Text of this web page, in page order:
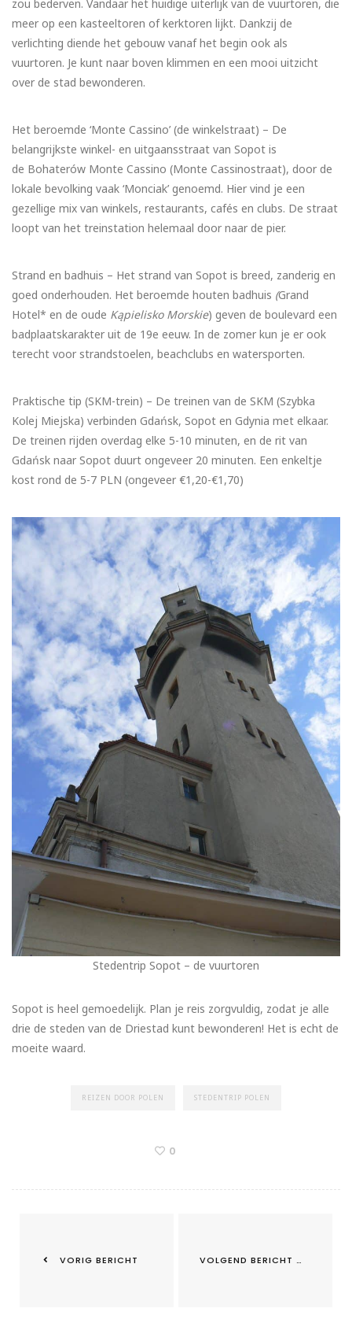
zou bederven. Vandaar het huidige uiterlijk van de vuurtoren, die
meer op een kasteeltoren of kerktoren lijkt. Dankzij de
verlichting diende het gebouw vanaf het begin ook als
vuurtoren. Je kunt naar boven klimmen en een mooi uitzicht
over de stad bewonderen.
Het beroemde ‘Monte Cassino’ (de winkelstraat) – De
belangrijkste winkel- en uitgaansstraat van Sopot is
de Bohaterów Monte Cassino (Monte Cassinostraat), door de
lokale bevolking vaak ‘Monciak’ genoemd. Hier vind je een
gezellige mix van winkels, restaurants, cafés en clubs. De straat
loopt van het treinstation helemaal door naar de pier.
Strand en badhuis – Het strand van Sopot is breed, zanderig en
goed onderhouden. Het beroemde houten badhuis (Grand
Hotel* en de oude Kąpielisko Morskie) geven de boulevard een
badplaatskarakter uit de 19e eeuw. In de zomer kun je er ook
terecht voor strandstoelen, beachclubs en watersporten.
Praktische tip (SKM-trein) – De treinen van de SKM (Szybka
Kolej Miejska) verbinden Gdańsk, Sopot en Gdynia met elkaar.
De treinen rijden overdag elke 5-10 minuten, en de rit van
Gdańsk naar Sopot duurt ongeveer 20 minuten. Een enkeltje
kost rond de 5-7 PLN (ongeveer €1,20-€1,70)
Stedentrip Sopot – de vuurtoren
Sopot is heel gemoedelijk. Plan je reis zorgvuldig, zodat je alle
drie de steden van de Driestad kunt bewonderen! Het is echt de
moeite waard.
REIZEN DOOR POLEN STEDENTRIP POLEN
0
VORIG BERICHT VOLGEND BERICHT